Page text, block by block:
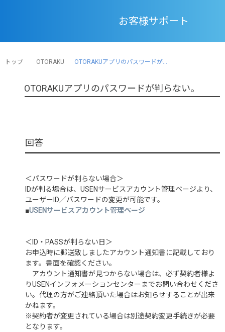
お客様サポート
トップ OTORAKU OTORAKUアプリのパスワードが...
OTORAKUアプリのパスワードが判らない。
＜パスワードが判らない場合＞
IDが判る場合は、USENサービスアカウント管理ページより、
ユーザーID／パスワードの変更が可能です。
■USENサービスアカウント管理ページ
＜ID・PASSが判らない日＞
お申込時に郵送致しましたアカウント通知書に記載しており
ます。書面を確認ください。
アカウント通知書が見つからない場合は、必ず契約者様よ
りUSENインフォメーションセンターまでお問い合わせくださ
い。代理の方がご連絡頂いた場合はお知らせすることが出来
かねます。
※契約者が変更されている場合は別途契約変更手続きが必要
となります。